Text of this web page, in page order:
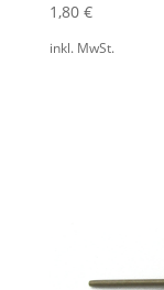
1,80 €
inkl. MwSt.